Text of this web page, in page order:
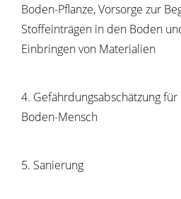
Boden-Pflanze, Vorsorge zur
Stoffeinträgen in den Boden
Einbringen von Materialien
4. Gefährdungsabschätzung
Boden-Mensch
5. Sanierung